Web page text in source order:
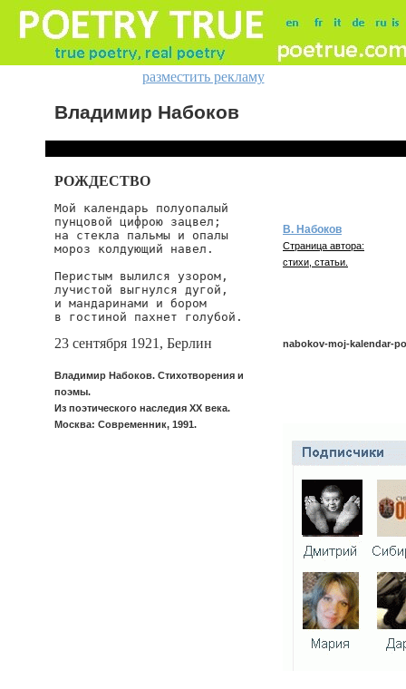
разместить рекламу
Владимир Набоков
РОЖДЕСТВО
Мой календарь полуопалый
пунцовой цифрою зацвел;
на стекла пальмы и опалы
мороз колдующий навел.
Перистым вылился узором,
лучистой выгнулся дугой,
и мандаринами и бором
в гостиной пахнет голубой.
23 сентября 1921, Берлин
Владимир Набоков. Стихотворения и
поэмы.
Из поэтического наследия XX века.
Москва: Современник, 1991.
В. Набоков
Страница автора:
стихи, статьи.
nabokov-moj-kalendar-